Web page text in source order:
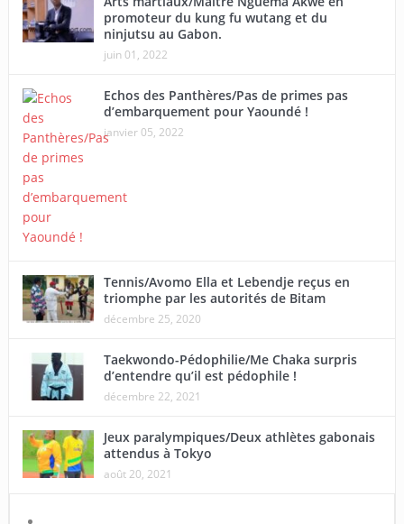
promoteur du kung fu wutang et du
ninjutsu au Gabon.
juin 01, 2022
Echos des Panthères/Pas de primes pas
d’embarquement pour Yaoundé !
janvier 05, 2022
Tennis/Avomo Ella et Lebendje reçus en
triomphe par les autorités de Bitam
décembre 25, 2020
Taekwondo-Pédophilie/Me Chaka surpris
d’entendre qu’il est pédophile !
décembre 22, 2021
Jeux paralympiques/Deux athlètes gabonais
attendus à Tokyo
août 20, 2021